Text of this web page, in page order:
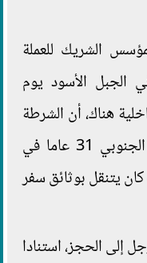
الشريك للعملة
في الجبل الأسود يوم
هناك، أن الشرطة
ألقت القبض على الهارب الكوري الجنوبي 31 عاما في
يتنقل بوثائق سفر
إلى الحجز، استنادا